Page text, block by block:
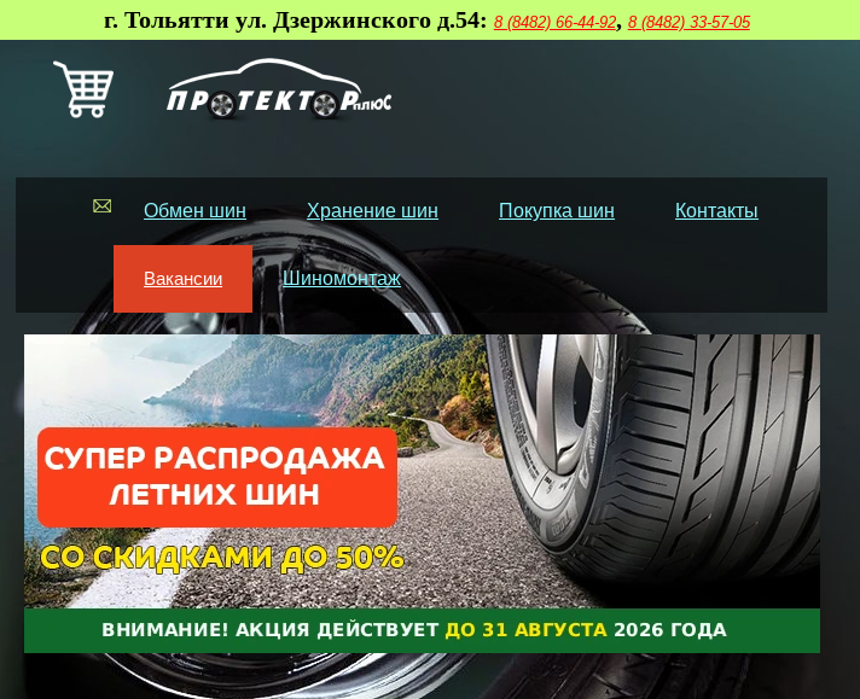
г. Тольятти ул. Дзержинского д.54: 8 (8482) 66-44-92, 8 (8482) 33-57-05
Обмен шин Хранение шин Покупка шин Контакты
Вакансии Шиномонтаж